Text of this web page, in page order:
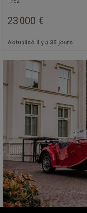
23 000 €
Actualisé il y a 35 jours